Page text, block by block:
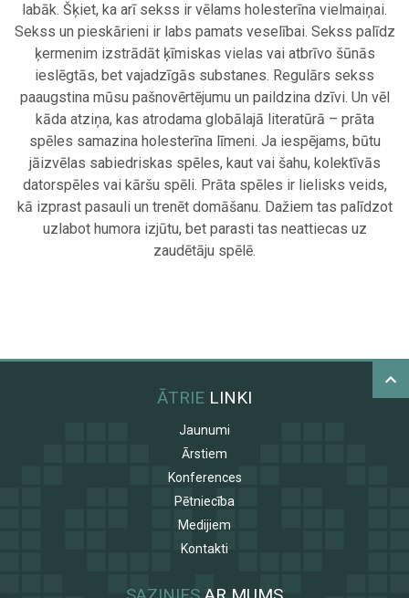
labāk. Šķiet, ka arī sekss ir vēlams holesterīna vielmaiņai.
Sekss un pieskārieni ir labs pamats veselībai. Sekss palīdz
ķermenim izstrādāt ķīmiskas vielas vai atbrīvo šūnās
ieslēgtās, bet vajadzīgās substanes. Regulārs sekss
paaugstina mūsu pašnovērtējumu un paildzina dzīvi. Un vēl
kāda atziņa, kas atrodama globālajā literatūrā – prāta
spēles samazina holesterīna līmeni. Ja iespējams, būtu
jāizvēlas sabiedriskas spēles, kaut vai šahu, kolektīvās
datorspēles vai kāršu spēli. Prāta spēles ir lielisks veids,
kā izprast pasauli un trenēt domāšanu. Dažiem tas palīdzot
uzlabot humora izjūtu, bet parasti tas neattiecas uz
zaudētāju spēlē.
ĀTRIE LINKI
Jaunumi
Ārstiem
Konferences
Pētniecība
Medijiem
Kontakti